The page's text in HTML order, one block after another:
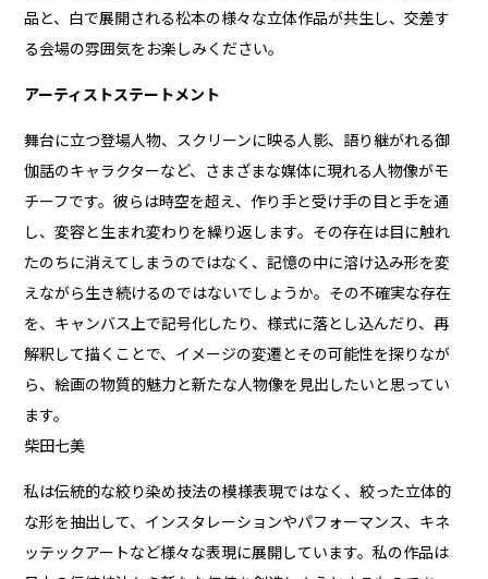
品と、白で展開される松本の様々な立体作品が共生し、交差す
る会場の雰囲気をお楽しみください。
アーティストステートメント
舞台に立つ登場人物、スクリーンに映る人影、語り継がれる御
伽話のキャラクターなど、さまざまな媒体に現れる人物像がモ
チーフです。彼らは時空を超え、作り手と受け手の目と手を通
し、変容と生まれ変わりを繰り返します。その存在は目に触れ
たのちに消えてしまうのではなく、記憶の中に溶け込み形を変
えながら生き続けるのではないでしょうか。その不確実な存在
を、キャンバス上で記号化したり、様式に落とし込んだり、再
解釈して描くことで、イメージの変遷とその可能性を探りなが
ら、絵画の物質的魅力と新たな人物像を見出したいと思ってい
ます。
柴田七美
私は伝統的な絞り染め技法の模様表現ではなく、絞った立体的
な形を抽出して、インスタレーションやパフォーマンス、キネ
ッテックアートなど様々な表現に展開しています。私の作品は